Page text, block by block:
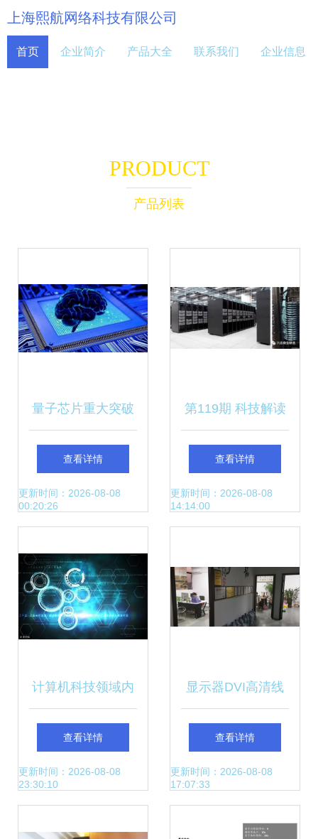
上海熙航网络科技有限公司
首页 企业简介 产品大全 联系我们 企业信息
PRODUCT
产品列表
量子芯片重大突破
迈向全球第一的关
键一跃
查看详情
更新时间：2026-08-08
00:20:26
第119期 科技解读
——特斯拉AI日全
纪录 自研训练芯
定义自动驾驶方向
查看详情
更新时间：2026-08-08
14:14:00
计算机科技领域内
技术开发中的专家
系统知识库存储策
查看详情
更新时间：2026-08-08
23:30:10
显示器DVI高清线
多少起批_福源荣
达_电脑_笔记本_
查看详情
更新时间：2026-08-08
17:07:33